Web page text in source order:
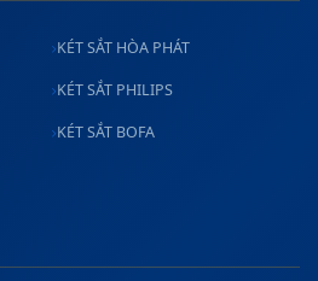
KÉT SẮT HÒA PHÁT
KÉT SẮT PHILIPS
KÉT SẮT BOFA